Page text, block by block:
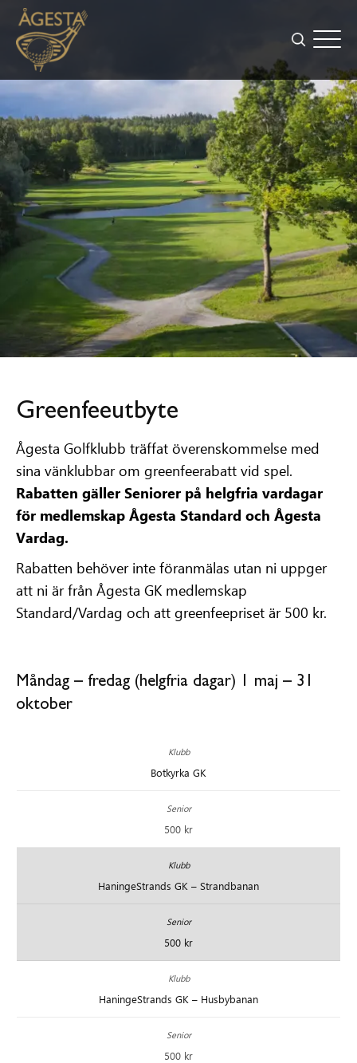
Greenfeeutbyte
Ågesta Golfklubb träffat överenskommelse med
sina vänklubbar om greenfeerabatt vid spel.
Rabatten gäller Seniorer på helgfria vardagar
för medlemskap Ågesta Standard och Ågesta
Vardag.
Rabatten behöver inte föranmälas utan ni uppger
att ni är från Ågesta GK medlemskap
Standard/Vardag och att greenfeepriset är 500 kr.
Måndag – fredag (helgfria dagar) 1 maj – 31
oktober
Botkyrka GK
500 kr
HaningeStrands GK – Strandbanan
500 kr
HaningeStrands GK – Husbybanan
500 kr